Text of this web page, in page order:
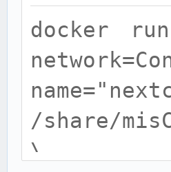
docker
/share/
\